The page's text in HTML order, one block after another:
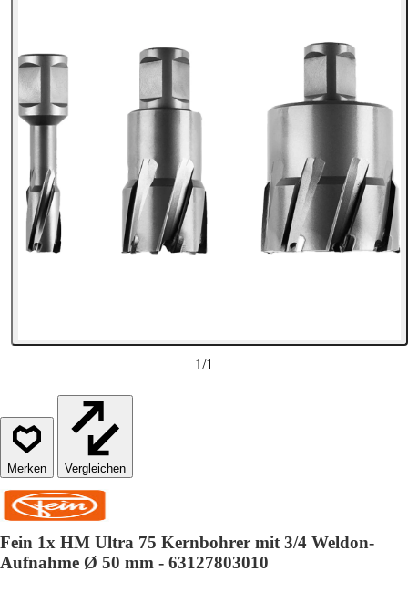
1/1
Vergleichen
Fein 1x HM Ultra 75 Kernbohrer mit 3/4 Weldon-
Aufnahme Ø 50 mm - 63127803010